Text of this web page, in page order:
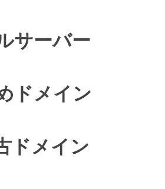
サーバー
ドメイン
ドメイン